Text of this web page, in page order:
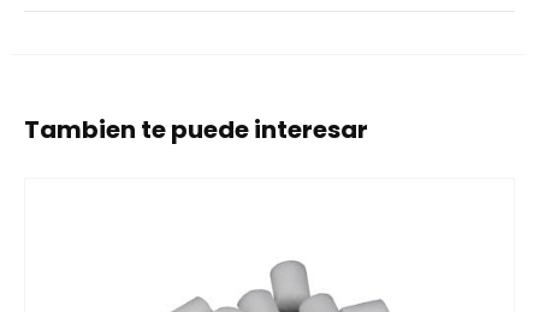
Tambien te puede interesar